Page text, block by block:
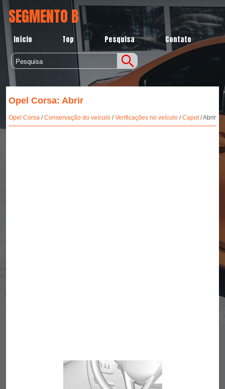
SEGMENTO B
Início Top Pesquisa Contato
Opel Corsa: Abrir
Opel Corsa/Conservação do veículo/Verificações no veículo/Capot/ Abrir